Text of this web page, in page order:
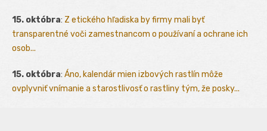
15. októbra: Z etického hľadiska by firmy mali byť
transparentné voči zamestnancom o používaní a ochrane ich
osob...
15. októbra: Áno, kalendár mien izbových rastlín môže
ovplyvniť vnímanie a starostlivosť o rastliny tým, že posky...